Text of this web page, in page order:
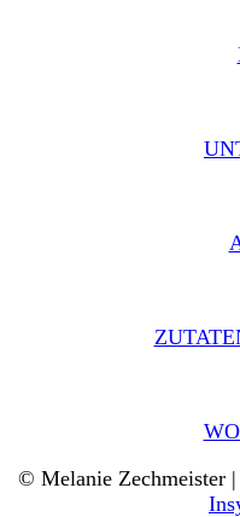
© Melanie Zechmeister